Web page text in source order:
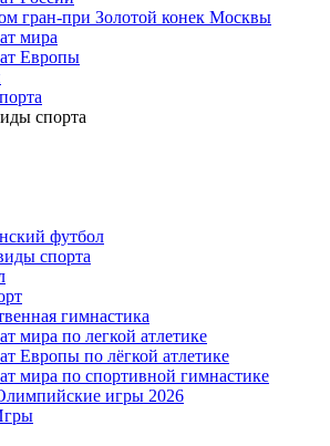
гран-при Золотой конек Москвы
мира
Европы
спорта
футбол
спорта
гимнастика
мира по легкой атлетике
Европы по лёгкой атлетике
мира по спортивной гимнастике
игры 2026